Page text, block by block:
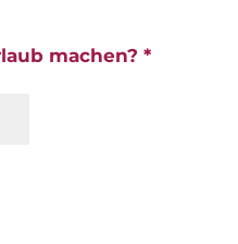
machen? *